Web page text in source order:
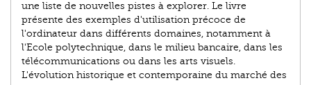
une liste de nouvelles pistes à explorer. Le livre
présente des exemples d'utilisation précoce de
l'ordinateur dans différents domaines, notamment à
l'Ecole polytechnique, dans le milieu bancaire, dans les
télécommunications ou dans les arts visuels.
L'évolution historique et contemporaine du marché des